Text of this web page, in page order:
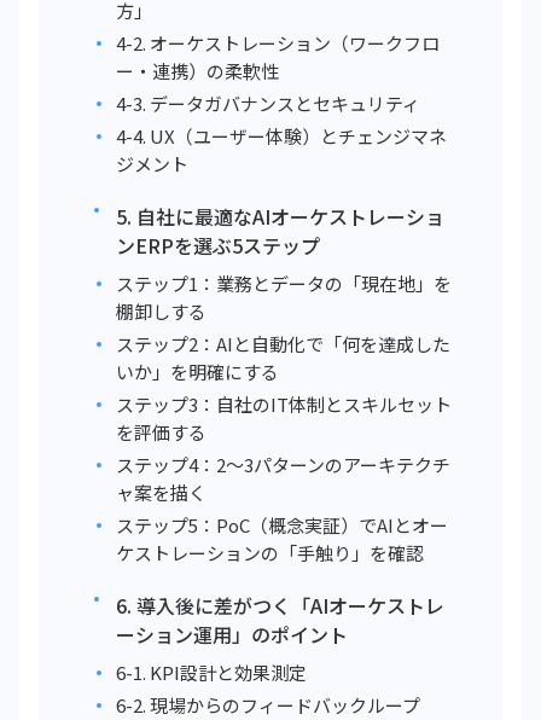
方」
4-2. オーケストレーション（ワークフロ
ー・連携）の柔軟性
4-3. データガバナンスとセキュリティ
4-4. UX（ユーザー体験）とチェンジマネ
ジメント
5. 自社に最適なAIオーケストレーショ
ンERPを選ぶ5ステップ
ステップ1：業務とデータの「現在地」を
棚卸しする
ステップ2：AIと自動化で「何を達成した
いか」を明確にする
ステップ3：自社のIT体制とスキルセット
を評価する
ステップ4：2〜3パターンのアーキテクチ
ャ案を描く
ステップ5：PoC（概念実証）でAIとオー
ケストレーションの「手触り」を確認
6. 導入後に差がつく「AIオーケストレ
ーション運用」のポイント
6-1. KPI設計と効果測定
6-2. 現場からのフィードバックループ